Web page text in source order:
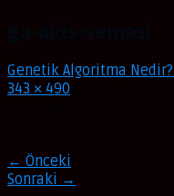
Genetik Algoritma Nedir?
343 × 490
← Önceki
Sonraki →